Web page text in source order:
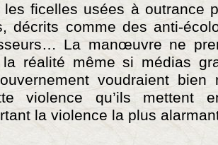
les ficelles usées à outrance
décrits comme des anti-
La manœuvre ne
réalité même si médias
voudraient
violence qu’ils mettent
la violence la plus